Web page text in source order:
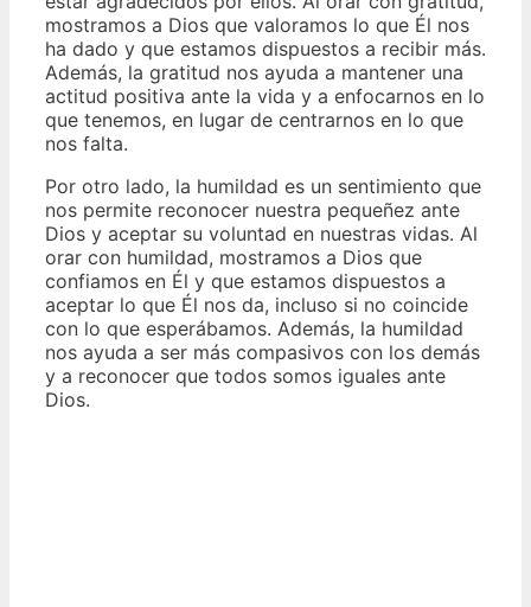
mostramos a Dios que valoramos lo que Él nos
ha dado y que estamos dispuestos a recibir más.
Además, la gratitud nos ayuda a mantener una
actitud positiva ante la vida y a enfocarnos en lo
que tenemos, en lugar de centrarnos en lo que
nos falta.
Por otro lado, la humildad es un sentimiento que
nos permite reconocer nuestra pequeñez ante
Dios y aceptar su voluntad en nuestras vidas. Al
orar con humildad, mostramos a Dios que
confiamos en Él y que estamos dispuestos a
aceptar lo que Él nos da, incluso si no coincide
con lo que esperábamos. Además, la humildad
nos ayuda a ser más compasivos con los demás
y a reconocer que todos somos iguales ante
Dios.